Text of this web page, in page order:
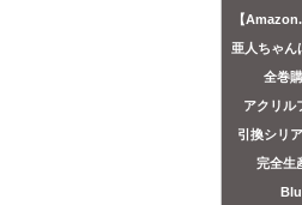
【
亜人ちゃん
全巻
アクリル
引換シリ
完全生